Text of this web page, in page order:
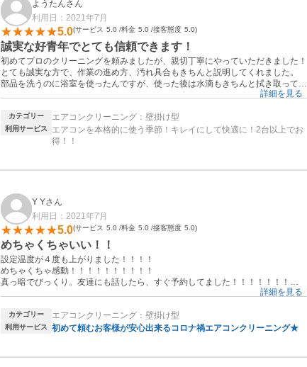
ようたんさん
利用日：2021年7月
5.0 サービス 5.0 料金 5.0 接客態度 5.0
誠実な好青年でとても信頼できます！
初めてプロのクリーニングを頼みましたが、親切丁寧にやっていただきました！
とても誠実な方で、作業の進め方、汚れ具合もきちんと説明してくれました。
部品を洗うのに浴室を使ったんですが、使った後は水滴もきちんと拭き取ってく
れてるし、エアコンの下の床も最後にアルコールで拭き掃除までしてくれまし
キレイにしてくれたおかげで毎日快適に過ごせています。
頼んでよかったと本当に思いました！
詳細を見る
カテゴリー エアコンクリーニング：壁掛け型
利用サービス
エアコンを本格的に使う季節！キレイにして快適に！2台以上でお
得！！
Y Yさん
利用日：2021年7月
5.0 サービス 5.0 料金 5.0 接客態度 5.0
めちゃくちゃいい！！
設定温度が４度も上がりました！！！！
めちゃくちゃ感動！！！！！！！！！！
真っ暗でびっくり。友達にも話したら、すぐ予約してました！！！！！！！
接客も良かったし、スムーズな対応よかったです。これからエアコン掃除は毎回
ありがとうございました！
詳細を見る
カテゴリー エアコンクリーニング：壁掛け型
利用サービス 初めて頼むお客様が安心出来るコロナ禍エアコンクリーニング★